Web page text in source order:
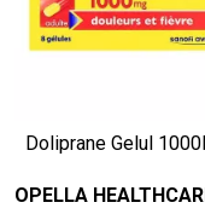
Doliprane Gelul